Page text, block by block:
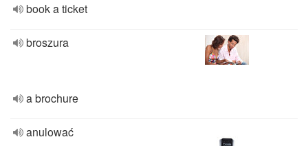
book a ticket
broszura
a brochure
anulować